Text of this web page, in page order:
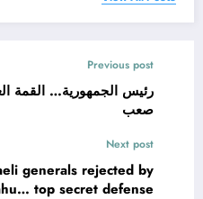
Previous post
صعب
Next post
generals rejected by
top secret defense